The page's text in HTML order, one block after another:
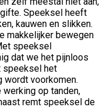
Speeksel heeft
kauwen en slikken.
makkelijker bewegen
speeksel
dat we het pijnloos
speeksel het
wordt voorkomen.
op tanden,
remt speeksel de